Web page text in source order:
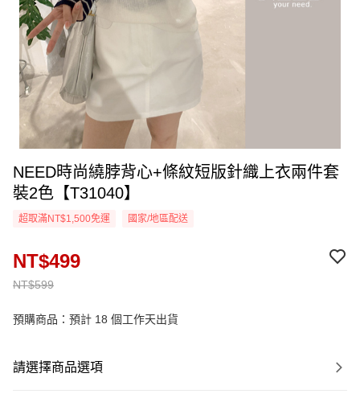
NEED時尚繞脖背心+條紋短版針織上衣兩件套
裝2色【T31040】
超取滿NT$1,500免運 國家/地區配送
NT$599
NT$499
預購商品：預計 18 個工作天出貨
請選擇商品選項